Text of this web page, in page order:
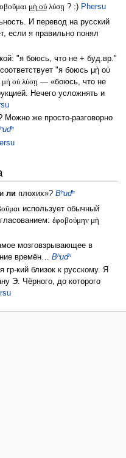
μὴ οὐλύσῃ ? :) Phersu
И перевод на русский
если я правильно понял
"я боюсь, что не + буд.вр."
"я боюсь μὴ οὐ
οὐ λύσῃ — «боюсь, что не
Нечего усложнять и
Можно же просто-разговорно
липлохих»? Bʰudʰ
использует обычный
ἐφοβούμην μὴ
мозговзрывающее в
времён…Bʰudʰ
гр-кий близок к русскому. Я
Э. Чёрного, до которого